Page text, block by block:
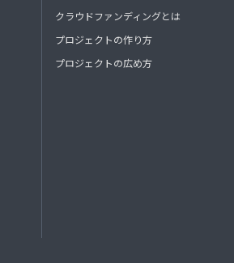
クラウドファンディングとは
プロジェクトの作り方
プロジェクトの広め方